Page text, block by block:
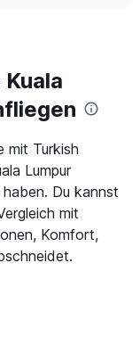
mit Turkish
Lumpur
Du kannst
mit
Komfort,